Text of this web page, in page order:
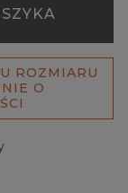
ROZMIARU
O